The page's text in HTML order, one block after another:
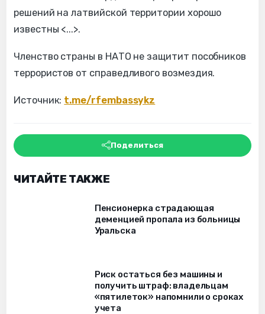
решений на латвийской территории хорошо
известны <...>.
Членство страны в НАТО не защитит пособников
террористов от справедливого возмездия.
Источник: t.me/rfembassykz
Поделиться
ЧИТАЙТЕ ТАКЖЕ
Пенсионерка страдающая
деменцией пропала из больницы
Уральска
Риск остаться без машины и
получить штраф: владельцам
«пятилеток» напомнили о сроках
учета